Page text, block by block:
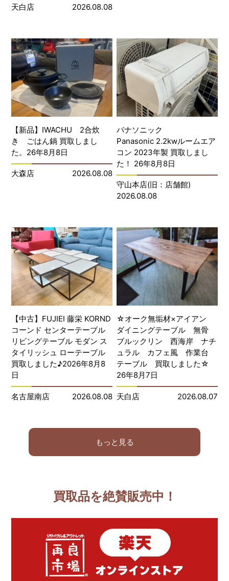
天白店 2026.08.08
【新品】IWACHU 2合炊
き ごはん鍋 買取しまし
た。26年8月8日
大森店 2026.08.08
パナソニック
Panasonic 2.2kwルームエア
コン 2023年製 買取しまし
た！ 26年8月8日
守山本店(旧：店舗館)
2026.08.08
【中古】FUJIEI 藤栄 KORND
コーンド センターテーブル
リビングテーブル モダン ス
タイリッシュ ローテーブル
買取しました♪2026年8月8
日
名古屋南店 2026.08.08
☆オーク無垢材×アイアン
ダイニングテーブル 無骨
ブルックリン 西海岸 ナチ
ュラル カフェ風 作業台
テーブル 買取しました☆
26年8月7日
天白店 2026.08.07
もっと見る
買取品を絶賛販売中！